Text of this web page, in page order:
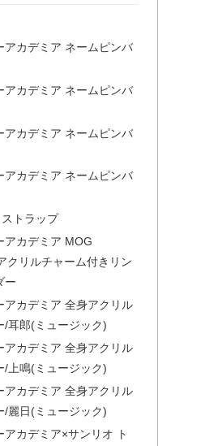
アカデミア ネームピンバ
アカデミア ネームピンバ
アカデミア ネームピンバ
アカデミア ネームピンバ
トラップ
アカデミア MOG
リルチャーム付きリン
ー
アカデミア 全身アクリル
/耳郎(ミュージック)
アカデミア 全身アクリル
/上鳴(ミュージック)
アカデミア 全身アクリル
/麗日(ミュージック)
アカデミア×サンリオ ト